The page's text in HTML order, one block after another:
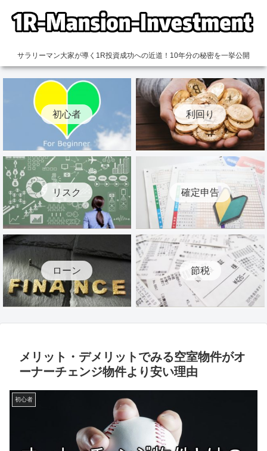
サラリーマン大家が導く1R投資成功への近道！10年分の秘密を一挙公開
初心者 利回り
リスク 確定申告
ローン 節税
メリット・デメリットでみる空室物件がオ
ーナーチェンジ物件より安い理由
初心者